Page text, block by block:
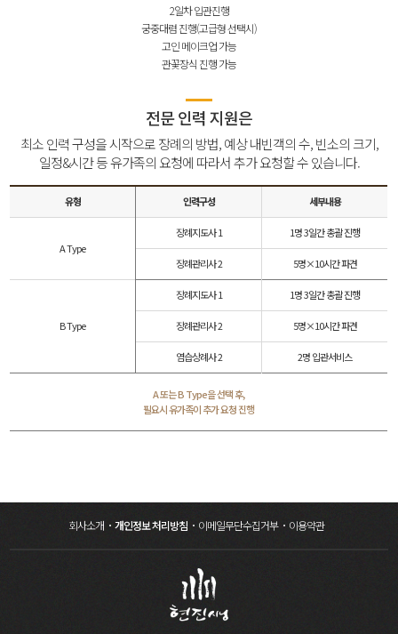
2일차 입관진행
궁중대렴 진행(고급형 선택시)
고인 메이크업 가능
관꽃장식 진행 가능
전문 인력 지원은
최소 인력 구성을 시작으로 장례의 방법, 예상 내빈객의 수, 빈소의 크기,
일정&시간 등 유가족의 요청에 따라서 추가 요청할 수 있습니다.
유형 인력구성 세부내용
A Type
장례지도사 1 1명 3일간 총괄 진행
장례관리사 2 5명×10시간 파견
B Type
장례지도사 1 1명 3일간 총괄 진행
장례관리사 2 5명×10시간 파견
염습상례사 2 2명 입관서비스
A 또는 B Type을 선택 후,
필요시 유가족이 추가 요청 진행
회사소개 개인정보 처리방침 이메일무단수집거부 이용약관